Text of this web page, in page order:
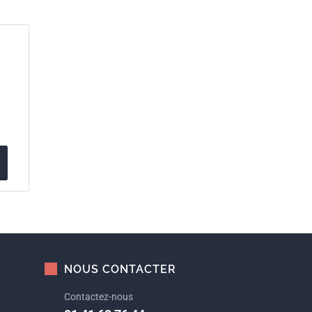
NOUS CONTACTER
Contactez-nous